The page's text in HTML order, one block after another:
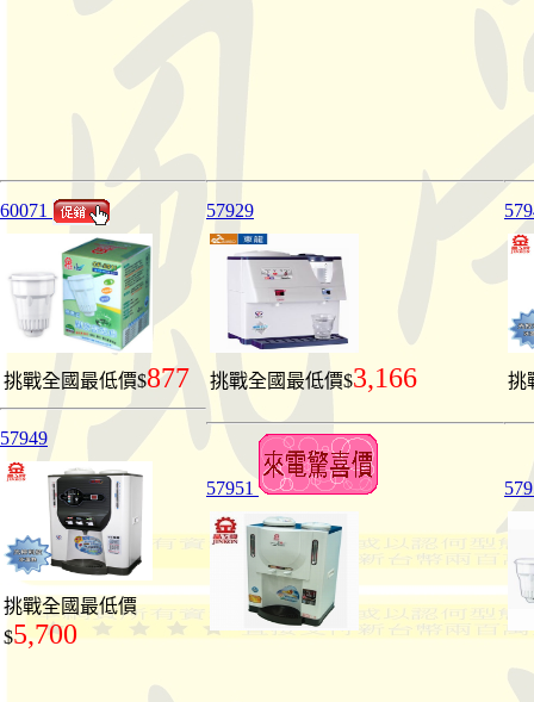
60071
挑戰全國最低價$877
57929
挑戰全國最低價$3,166 挑
57949
挑戰全國最低價
$5,700
57951